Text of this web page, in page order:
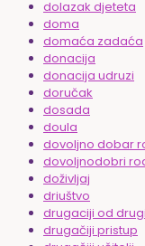
dolazak djeteta
doma
domaća zadaća
donacija
donacija udruzi
doručak
dosada
doula
dovoljno dobar
dovoljnodobri
doživljaj
driuštvo
drugaciji od
drugačiji pristup